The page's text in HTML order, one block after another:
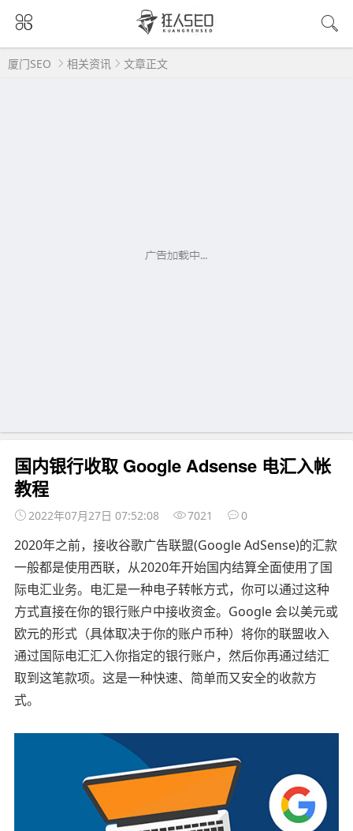
厦门SEO 相关资讯 文章正文
国内银行收取 Google Adsense 电汇入帐
教程
2022年07月27日 07:52:08 7021 0
2020年之前，接收谷歌广告联盟(Google AdSense)的汇款
一般都是使用西联，从2020年开始国内结算全面使用了国
际电汇业务。电汇是一种电子转帐方式，你可以通过这种
方式直接在你的银行账户中接收资金。Google 会以美元或
欧元的形式（具体取决于你的账户币种）将你的联盟收入
通过国际电汇汇入你指定的银行账户，然后你再通过结汇
取到这笔款项。这是一种快速、简单而又安全的收款方
式。